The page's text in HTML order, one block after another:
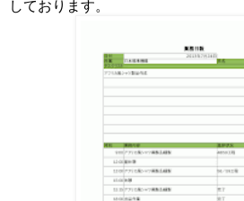
しております。